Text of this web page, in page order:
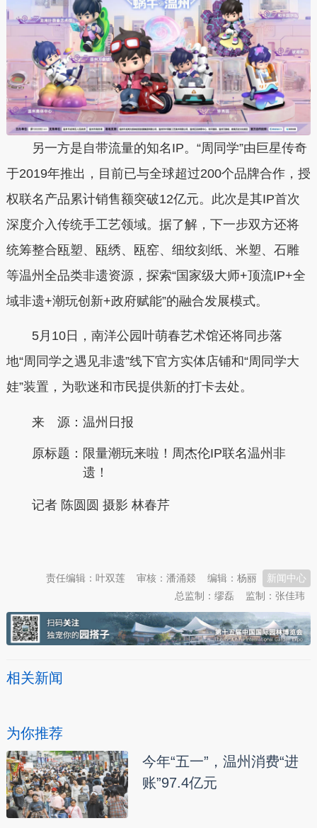
另一方是自带流量的知名IP。“周同学”由巨星传奇
于2019年推出，目前已与全球超过200个品牌合作，授
权联名产品累计销售额突破12亿元。此次是其IP首次
深度介入传统手工艺领域。据了解，下一步双方还将
统筹整合瓯塑、瓯绣、瓯窑、细纹刻纸、米塑、石雕
等温州全品类非遗资源，探索“国家级大师+顶流IP+全
域非遗+潮玩创新+政府赋能”的融合发展模式。
5月10日，南洋公园叶萌春艺术馆还将同步落
地“周同学之遇见非遗”线下官方实体店铺和“周同学大
娃”装置，为歌迷和市民提供新的打卡去处。
来 源：温州日报
原标题： 限量潮玩来啦！周杰伦IP联名温州非
遗！
记者 陈圆圆 摄影 林春芹
新闻中心
编辑：杨丽
审核：潘涌燚
责任编辑：叶双莲
监制：张佳玮
总监制：缪磊
相关新闻
为你推荐
今年“五一”，温州消费“进
账”97.4亿元